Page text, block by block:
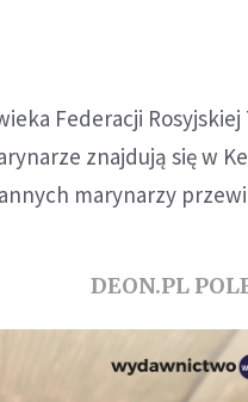
Federacji
znajdują się w
marynarzy
DEON.PL